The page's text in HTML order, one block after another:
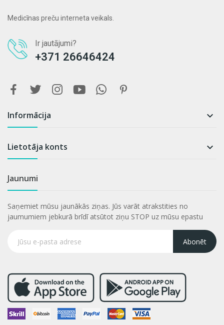
Medicīnas preču interneta veikals.
Ir jautājumi?
+371 26646424
Informācija 
Lietotāja konts 
Jaunumi
Saņemiet mūsu jaunākās ziņas. Jūs varāt atrakstities no
jaumumiem jebkurā brīdī atsūtot ziņu STOP uz mūsu epastu
Abonēt